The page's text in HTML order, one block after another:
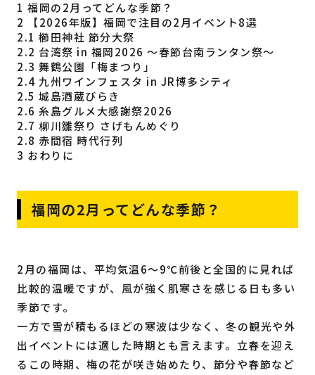
1 福岡の2月ってどんな季節？
2
【2026年版】福岡で注目の2月イベント8選
2.1 櫛田神社 節分大祭
2.2 台湾祭 in 福岡2026 ～春節台南ランタン祭～
2.3 舞鶴公園「梅まつり」
2.4 九州ワインフェスタ in JR博多シティ
2.5 城島酒蔵びらき
2.6 糸島グルメ大感謝祭2026
2.7 柳川雛祭り さげもんめぐり
2.8 赤間宿 時代行列
3 おわりに
福岡の2月ってどんな季節？
2月の福岡は、平均気温6〜9℃前後と全国的に見れば
比較的温暖ですが、風が強く肌寒さを感じる日も多い
季節です。
一方で雪が積もるほどの寒波は少なく、冬の観光や外
出イベントには適した時期とも言えます。立春を迎え
るこの時期、梅の花が咲き始めたり、節分や春節など